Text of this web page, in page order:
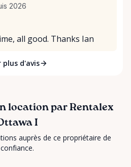
2026
all good. Thanks Ian
plus d'avis
location par Rentalex
I
auprès de ce propriétaire de
confiance.